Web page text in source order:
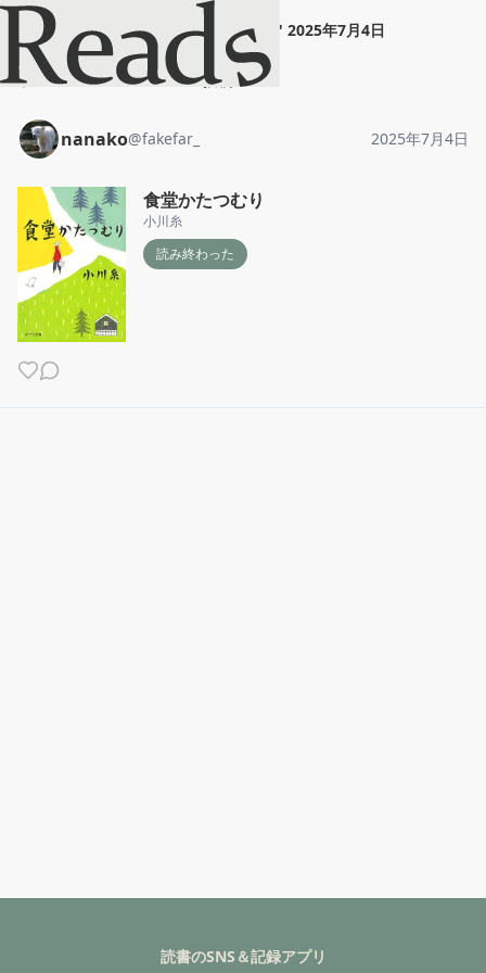
nanako 食堂かたつむり " 2025年7月4日
ホーム nanako 投稿
nanako@fakefar_ 2025年7月4日
食堂かたつむり
小川糸
読み終わった
読書のSNS＆記録アプリ